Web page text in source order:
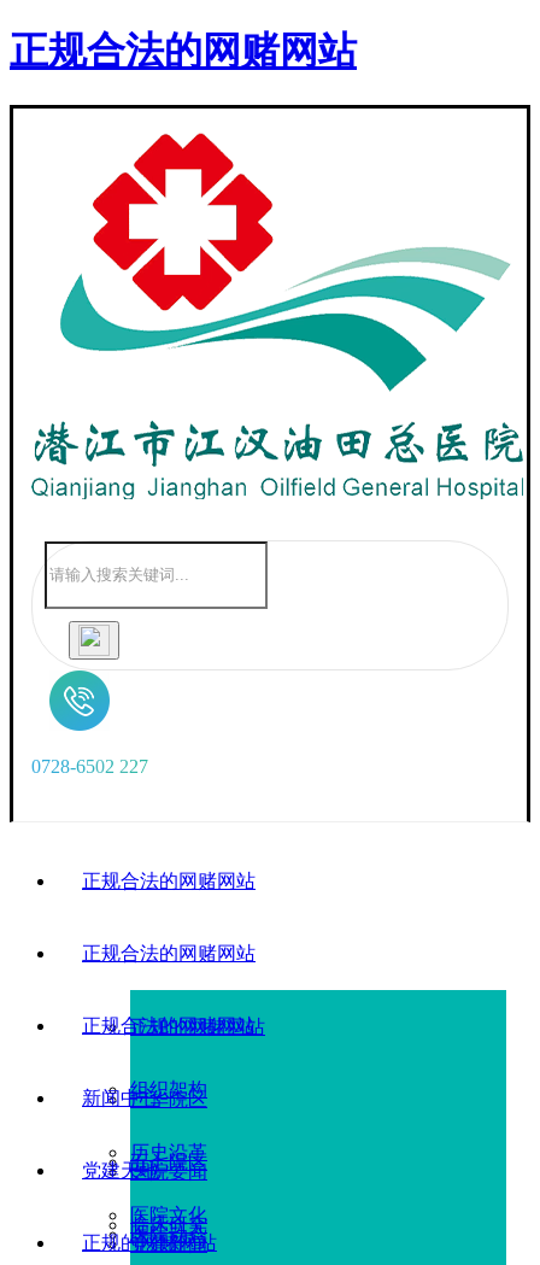
正规合法的网赌网站
0728-6502 227
正规合法的网赌网站
正规合法的网赌网站
正规的网赌网站
组织架构
历史沿革
医院文化
正规合法的网赌网站
广华院区
五七院区
临床研究
新闻中心
医院要闻
医院动态
党建天地
党建新闻
正规的网赌网站